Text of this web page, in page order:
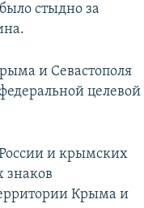
стыдно за
и Севастополя
целевой
и крымских
знаков
Крыма и